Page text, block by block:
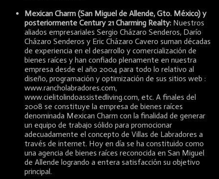
Mexican Charm (San Miguel de Allende, Gto. México) y
posteriormente Century 21 Charming Realty: Nuestros
aliados empresariales Sergio Cházaro Senderos, Darío
Cházaro Senderos y Eric Cházaro Cavero suman décadas
de experiencia en el desarrollo y comercialización de
bienes raíces y han confiado plenamente en nuestra
empresa desde el año 2004 para todo lo relativo al
diseño, programación y optimización de sus sitios web :
www.rancholabradores.com,
www.cielitolindoassistedliving.com, etc. A finales del
2008 se constituye la empresa de bienes raíces
denominada Mexican Charm con la finalidad de generar
un equipo de trabajo sólido para promocionar
adecuadamente el concepto de Villas de Labradores a
través de internet. Hoy en día se ha constituido como
una agencia de bienes raíces reconocida en San Miguel
de Allende logrando a entera satisfacción su objetivo
principal.